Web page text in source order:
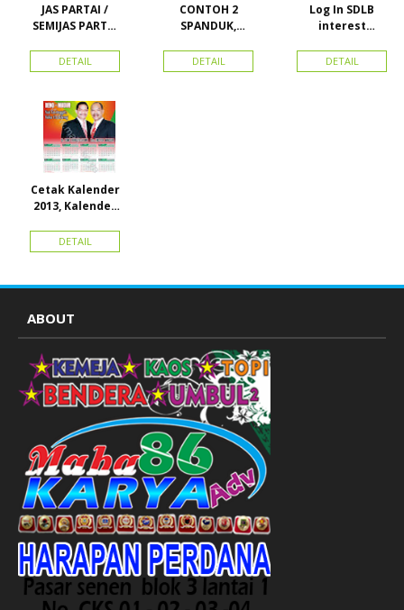
JAS PARTAI /
SEMIJAS PARTAI
DETAIL
CONTOH 2
SPANDUK,
KARTU NAMA
DETAIL
Log In SDLB
interest
DETAIL
Cetak Kalender
2013, Kalender
2015 dan
atribut partai
DETAIL
ABOUT